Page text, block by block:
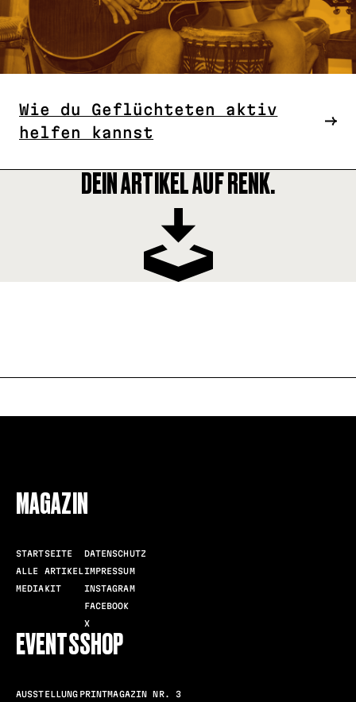
Wie du Geflüchteten aktiv
helfen kannst
DEIN ARTIKEL AUF RENK.
MAGAZIN
STARTSEITE
ALLE ARTIKEL
MEDIAKIT
DATENSCHUTZ
IMPRESSUM
INSTAGRAM
FACEBOOK
X
EVENTS
AUSSTELLUNG
SHOP
PRINTMAGAZIN NR. 3